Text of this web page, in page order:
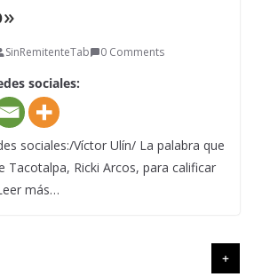
SinRemitenteTab 0 Comments
sociales:
sociales:/Víctor Ulín/ La palabra que
Tacotalpa, Ricki Arcos, para calificar
más…
+